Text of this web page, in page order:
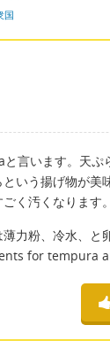
国
言います。天ぷ
いう揚げ物が
く汚くなります。
力粉、冷水、と
for tempura